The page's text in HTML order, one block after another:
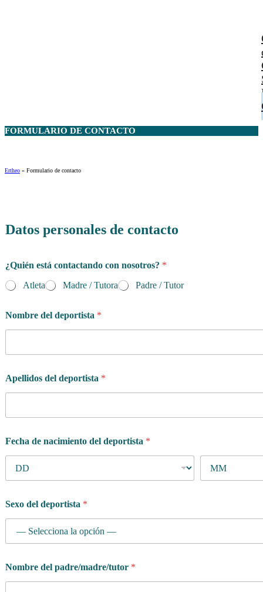
FORMULARIO DE CONTACTO
Ertheo » Formulario de contacto
Datos personales de contacto
¿Quién está contactando con nosotros? *
Atleta
Madre / Tutora Padre / Tutor
Nombre del deportista *
Apellidos del deportista *
Fecha de nacimiento del deportista *
Sexo del deportista *
Nombre del padre/madre/tutor *